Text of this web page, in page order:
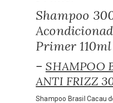
Shampoo
Primer 110ml
– SHAMPOO
ANTI FRIZZ
Shampoo Brasil Cacau